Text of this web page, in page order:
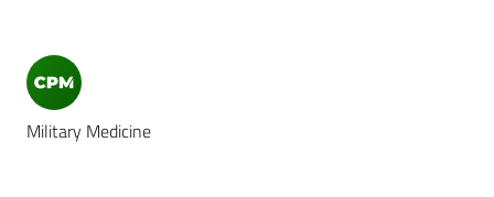
Military Medicine